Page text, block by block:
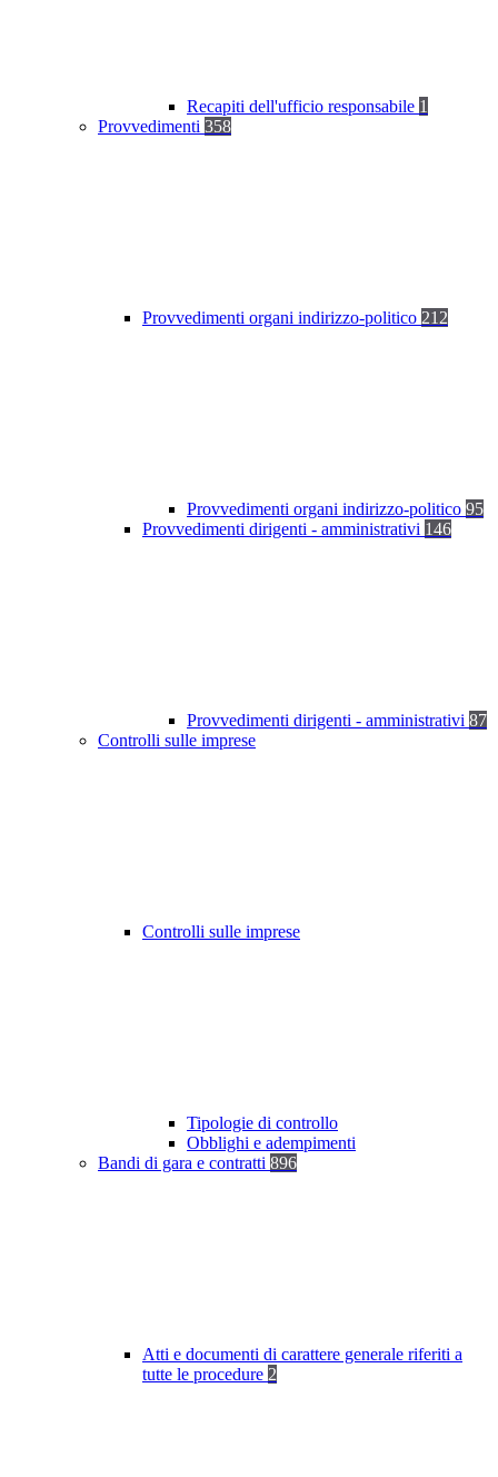
Recapiti dell'ufficio responsabile 1
Provvedimenti 358
Provvedimenti organi indirizzo-politico 212
Provvedimenti organi indirizzo-politico 95
Provvedimenti dirigenti - amministrativi 146
Provvedimenti dirigenti - amministrativi 87
Controlli sulle imprese
Controlli sulle imprese
Tipologie di controllo
Obblighi e adempimenti
Bandi di gara e contratti 896
Atti e documenti di carattere generale riferiti a
tutte le procedure 2